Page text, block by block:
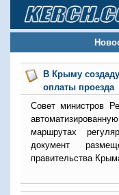
В Крыму
оплаты проезда
Совет министров
маршрутах
документ
правительства